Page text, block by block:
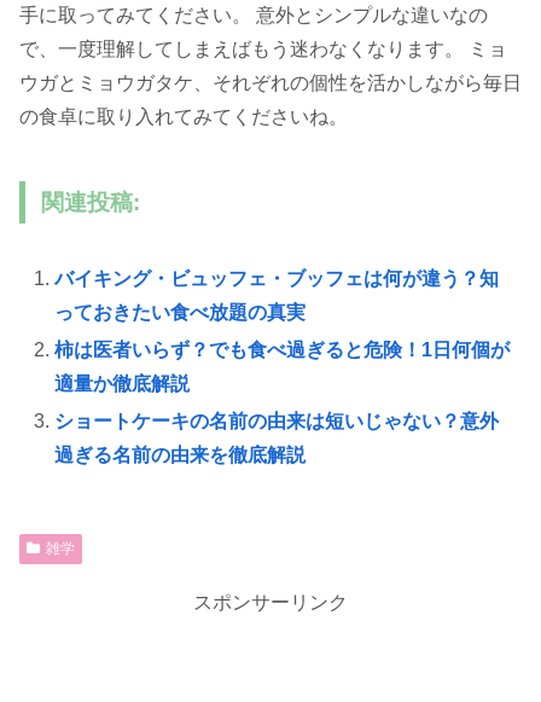
手に取ってみてください。 意外とシンプルな違いなの
で、一度理解してしまえばもう迷わなくなります。 ミョ
ウガとミョウガタケ、それぞれの個性を活かしながら毎日
の食卓に取り入れてみてくださいね。
関連投稿:
バイキング・ビュッフェ・ブッフェは何が違う？知
っておきたい食べ放題の真実
柿は医者いらず？でも食べ過ぎると危険！1日何個が
適量か徹底解説
ショートケーキの名前の由来は短いじゃない？意外
過ぎる名前の由来を徹底解説
雑学
スポンサーリンク